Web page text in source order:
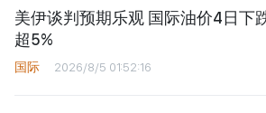
美伊谈判预期乐观 国际油价4日下
超5%
国际 2026/8/5 01:52:16